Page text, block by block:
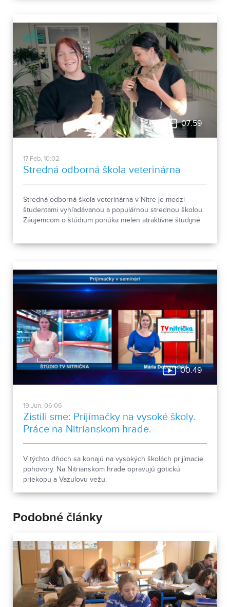
odboroch, stretnúť sa s učiteľmi a žiakmi, a získať
množstvo cenných podnetov a informácií, ktoré im
pomôžu pri rozhodovaní o svojej budúcej profesii.
07:59
17.Feb, 10:02
Stredná odborná škola veterinárna
Stredná odborná škola veterinárna v Nitre je medzi
študentami vyhľadávanou a populárnou strednou školou.
Záujemcom o štúdium ponúka nielen atraktívne študijné
00:49
19.Jun, 06:06
Zistili sme: Príjímačky na vysoké školy.
Práce na Nitrianskom hrade.
V týchto dňoch sa konajú na vysokých školách prijímacie
pohovory. Na Nitrianskom hrade opravujú gotickú
priekopu a Vazulovu vežu.
Podobné články